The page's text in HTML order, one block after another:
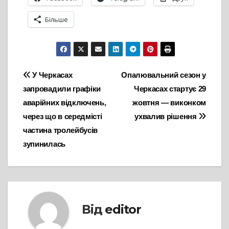
Більше
Навігація
записів
Опалювальний сезон у
Черкасах стартує 29
жовтня — виконком
ухвалив рішення
У Черкасах
запровадили графіки
аварійних відключень,
через що в середмісті
частина тролейбусів
зупинилась
Від editor